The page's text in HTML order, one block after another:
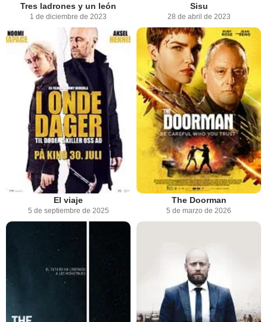
Tres ladrones y un león
1 de diciembre de 2023
Sisu
28 de abril de 2023
El viaje
5 de septiembre de 2025
The Doorman
5 de marzo de 2026